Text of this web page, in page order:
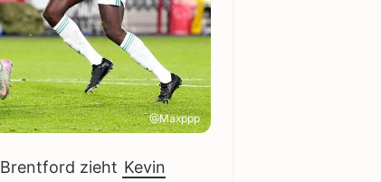
@Maxppp
zieht Kevin